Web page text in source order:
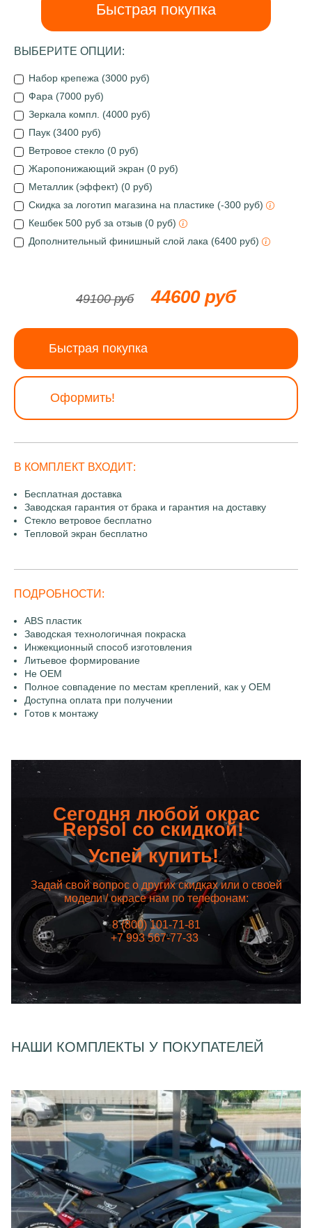
Быстрая покупка
ВЫБЕРИТЕ ОПЦИИ:
Набор крепежа (3000 руб)
Фара (7000 руб)
Зеркала компл. (4000 руб)
Паук (3400 руб)
Ветровое стекло (0 руб)
Жаропонижающий экран (0 руб)
Металлик (эффект) (0 руб)
Скидка за логотип магазина на пластике (-300 руб)
Кешбек 500 руб за отзыв (0 руб)
Дополнительный финишный слой лака (6400 руб)
49100 руб 44600 руб
Быстрая покупка
Оформить!
В КОМПЛЕКТ ВХОДИТ:
Бесплатная доставка
Заводская гарантия от брака и гарантия на доставку
Стекло ветровое бесплатно
Тепловой экран бесплатно
ПОДРОБНОСТИ:
ABS пластик
Заводская технологичная покраска
Инжекционный способ изготовления
Литьевое формирование
Не OEM
Полное совпадение по местам креплений, как у OEM
Доступна оплата при получении
Готов к монтажу
Сегодня любой окрас
Repsol со скидкой!
Успей купить!
Задай свой вопрос о других скидках или о своей
модели / окрасе нам по телефонам:
8 (800) 101-71-81
+7 993 567-77-33
НАШИ КОМПЛЕКТЫ У ПОКУПАТЕЛЕЙ